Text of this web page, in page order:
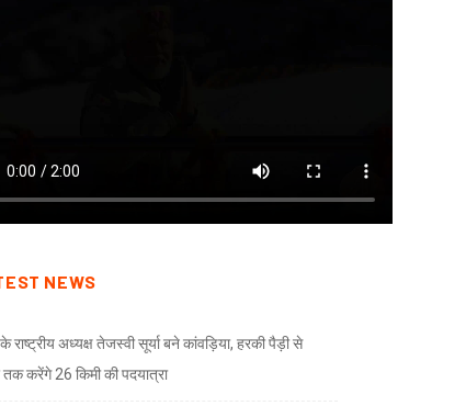
NEWS
राष्ट्रीय अध्यक्ष तेजस्वी सूर्या बने कांवड़िया, हरकी पैड़ी से
करेंगे 26 किमी की पदयात्रा